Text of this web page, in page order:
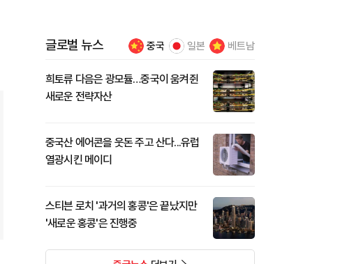
글로벌 뉴스 중국 일본 베트남
희토류 다음은 광모듈…중국이 움켜쥔
새로운 전략자산
중국산 에어콘을 웃돈 주고 산다...유럽
열광시킨 메이디
스티븐 로치 '과거의 홍콩'은 끝났지만
'새로운 홍콩'은 진행중